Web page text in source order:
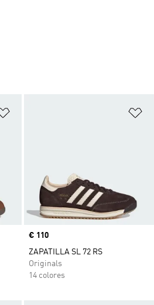
Precio
€ 110
ZAPATILLA SL 72 RS
Originals
14 colores